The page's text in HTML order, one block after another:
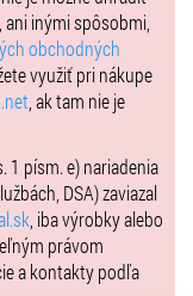
Slovensko
a ďalšie epické
pre najosobnejší
inými spôsobmi,
obchodných
využiť pri nákupe
, ak tam nie je
1 písm. e) nariadenia
DSA) zaviazal
, iba výrobky alebo
právom
a kontakty podľa